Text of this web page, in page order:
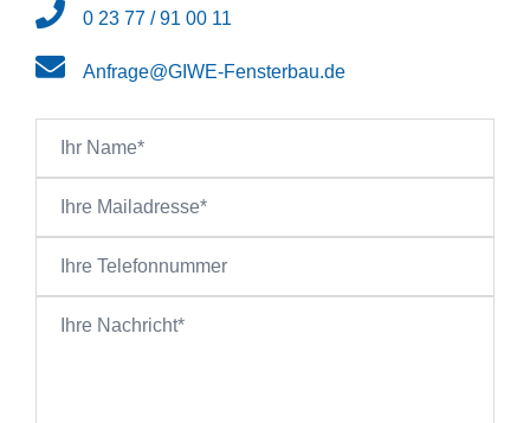
0 23 77 / 91 00 11
Anfrage@GIWE-Fensterbau.de